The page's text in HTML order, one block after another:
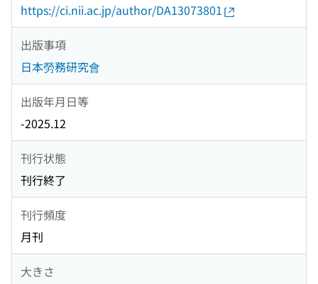
https://ci.nii.ac.jp/author/DA13073801
出版事項
日本勞務研究會
出版年月日等
-2025.12
刊行状態
刊行終了
刊行頻度
月刊
大きさ